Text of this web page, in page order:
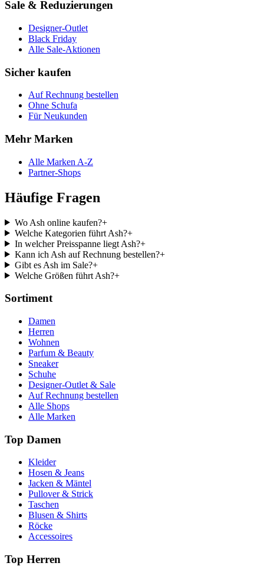
Sale & Reduzierungen
Designer-Outlet
Black Friday
Alle Sale-Aktionen
Sicher kaufen
Auf Rechnung bestellen
Ohne Schufa
Für Neukunden
Mehr Marken
Alle Marken A-Z
Partner-Shops
Häufige Fragen
Wo Ash online kaufen?+
Welche Kategorien führt Ash?+
In welcher Preisspanne liegt Ash?+
Kann ich Ash auf Rechnung bestellen?+
Gibt es Ash im Sale?+
Welche Größen führt Ash?+
Sortiment
Damen
Herren
Wohnen
Parfum & Beauty
Sneaker
Schuhe
Designer-Outlet & Sale
Auf Rechnung bestellen
Alle Shops
Alle Marken
Top Damen
Kleider
Hosen & Jeans
Jacken & Mäntel
Pullover & Strick
Taschen
Blusen & Shirts
Röcke
Accessoires
Top Herren